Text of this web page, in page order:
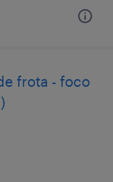
frota - foco